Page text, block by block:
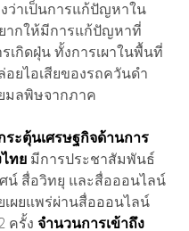
ว่าเป็นการแก้ปัญหาใน
ากให้มีการแก้ปัญหาที่
เกิดฝุ่น ทั้งการเผาในพื้นที่
อยไอเสียของรถควันดำ
มลพิษจากภาค
ระตุ้นเศรษฐกิจด้านการ
ทย มีการประชาสัมพันธ์
น์ สื่อวิทยุ และสื่อออนไลน์
เผยแพร่ผ่านสื่อออนไลน์
ครั้ง จำนวนการเข้าถึง